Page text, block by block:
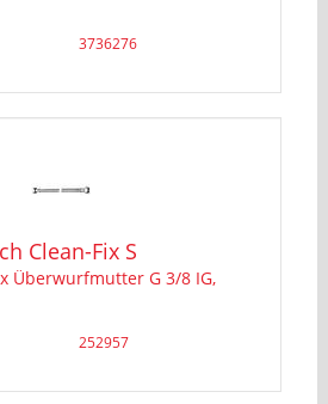
3736276
Clean-Fix S
Überwurfmutter G 3/8 IG,
252957